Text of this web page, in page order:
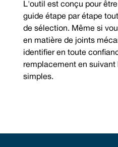
L'outil est conçu pour
guide étape par étape
de sélection. Même si
en matière de joints
identifier en toute
remplacement en
simples.